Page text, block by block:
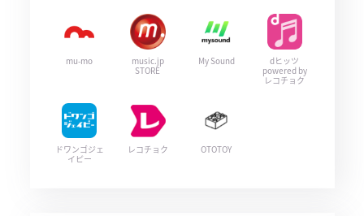
mu-mo
music.jp
STORE
My Sound
dヒッツ
powered by
レコチョク
ドワンゴジェ
イピー
レコチョク OTOTOY